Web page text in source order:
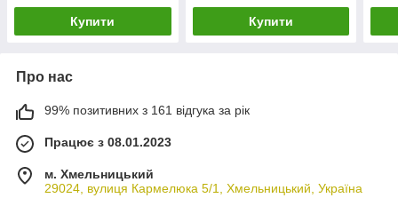
Купити Купити
Т5
Про нас
99% позитивних з 161 відгука за рік
Працює з 08.01.2023
м. Хмельницький
29024, вулиця Кармелюка 5/1, Хмельницький, Україна